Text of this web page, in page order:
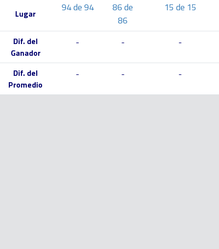
Lugar 94 de 94
86 de
86
15 de 15
Dif. del
Ganador
- - -
Dif. del
Promedio
- - -